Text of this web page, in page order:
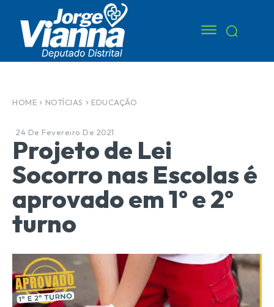
HOME NOTÍCIAS EDUCAÇÃO
24 De Fevereiro De 2021
Projeto de Lei
Socorro nas Escolas é
aprovado em 1º e 2º
turno